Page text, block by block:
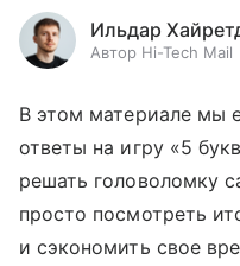
Ильдар
Автор Hi-Tech Mail
В этом материале мы
ответы на игру «5
решать головоломку
просто посмотреть
и сэкономить свое